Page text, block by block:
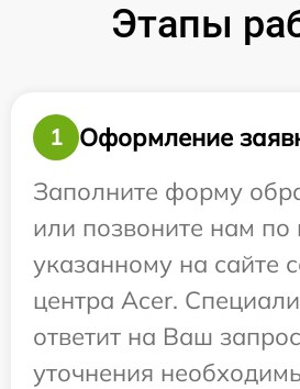
Этапы
1
Оформление
Заполните форму
или позвоните нам по
указанному на сайте
центра Acer.
ответит на Ваш
уточнения